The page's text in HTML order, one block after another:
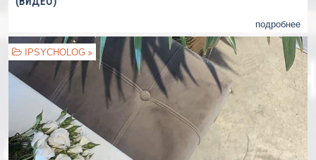
подробнее
IPSYCHOLOG